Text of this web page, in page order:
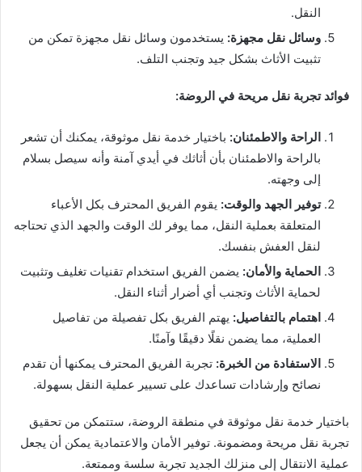
النقل.
وسائل نقل مجهزة: يستخدمون وسائل نقل مجهزة تمكن من
تثبيت الأثاث بشكل جيد وتجنب التلف.
فوائد تجربة نقل مريحة في الروضة:
الراحة والاطمئنان: باختيار خدمة نقل موثوقة، يمكنك أن تشعر
بالراحة والاطمئنان بأن أثاثك في أيدي آمنة وأنه سيصل بسلام
إلى وجهته.
توفير الجهد والوقت: يقوم الفريق المحترف بكل الأعباء
المتعلقة بعملية النقل، مما يوفر لك الوقت والجهد الذي تحتاجه
لنقل العفش بنفسك.
الحماية والأمان: يضمن الفريق استخدام تقنيات تغليف وتثبيت
لحماية الأثاث وتجنب أي أضرار أثناء النقل.
اهتمام بالتفاصيل: يهتم الفريق بكل تفصيلة من تفاصيل
العملية، مما يضمن نقلًا دقيقًا وآمنًا.
الاستفادة من الخبرة: تجربة الفريق المحترف يمكنها أن تقدم
نصائح وإرشادات تساعدك على تسيير عملية النقل بسهولة.
باختيار خدمة نقل موثوقة في منطقة الروضة، ستتمكن من تحقيق
تجربة نقل مريحة ومضمونة. توفير الأمان والاعتمادية يمكن أن يجعل
عملية الانتقال إلى منزلك الجديد تجربة سلسة وممتعة.